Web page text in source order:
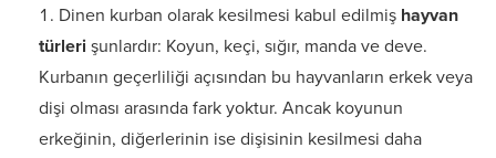
Dinen kurban olarak kesilmesi kabul edilmiş hayvan
türleri şunlardır: Koyun, keçi, sığır, manda ve deve.
Kurbanın geçerliliği açısından bu hayvanların erkek veya
dişi olması arasında fark yoktur. An­cak koyunun
erkeğinin, diğerlerinin ise dişisinin kesilmesi daha